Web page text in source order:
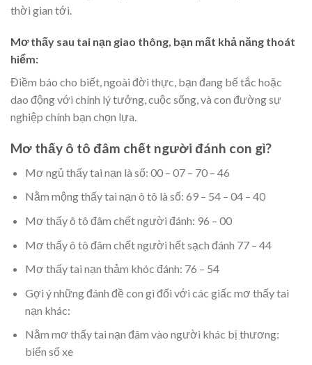
thời gian tới.
Mơ thấy sau tai nạn giao thông, bạn mất khả năng thoát
hiểm:
Điềm báo cho biết, ngoài đời thực, bạn đang bế tắc hoặc
dao động với chính lý tưởng, cuộc sống, và con đường sự
nghiệp chính bạn chọn lựa.
Mơ thấy ô tô đâm chết người đánh con gì?
Mơ ngủ thấy tai nạn là số: 00 – 07 – 70 – 46
Nằm mộng thấy tai nạn ô tô là số: 69 – 54 – 04 – 40
Mơ thấy ô tô đâm chết người đánh: 96 – 00
Mơ thấy ô tô đâm chết người hết sạch đánh 77 – 44
Mơ thấy tai nạn thảm khóc đánh: 76 – 54
Gợi ý những đánh đề con gì đối với các giấc mơ thấy tai
nạn khác:
Nằm mơ thấy tai nạn đâm vào người khác bị thương:
biển số xe